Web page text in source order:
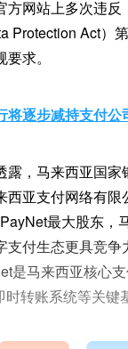
网站上多次违反
Protection Act）
求。
将逐步减持支付
露，马来西亚国家
西亚支付网络有限
最大股东，
支付生态更具竞
是马来西亚核心
转账系统等关键